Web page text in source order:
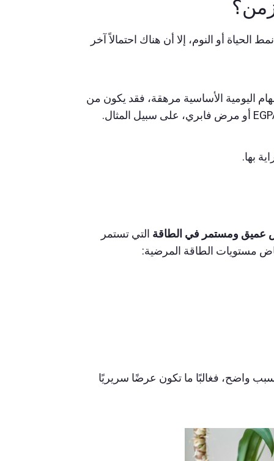
أو النوم، إلا أن هناك احتمالاً آخر
اليومية الأساسية مرهقة، فقد يكون من
بها.
عميق ومستمر في الطاقة التي تستمر
مستويات الطاقة المرضية:
واضح، فغالبًا ما تكون عرضًا سريريًا